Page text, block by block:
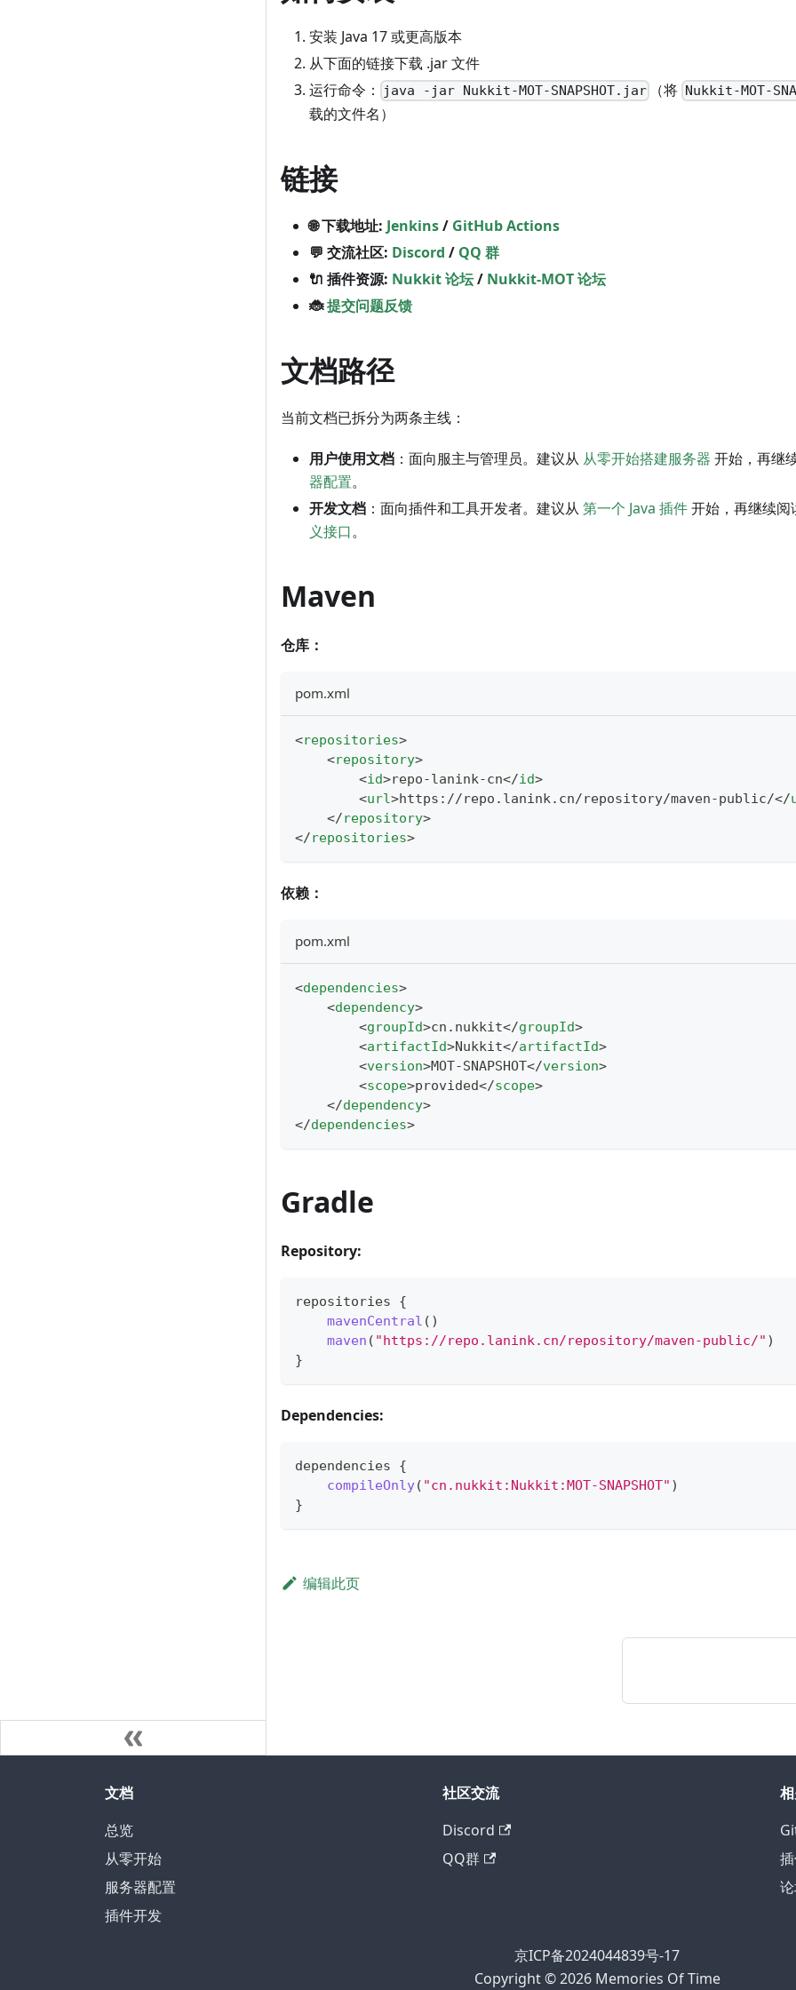
安装 Java 17 或更高版本
从下面的链接下载 .jar 文件
运行命令：
java -jar Nukkit-MOT-SNAPSHOT.jar （将 Nukkit-MOT-
载的文件名）
链接
🌐 下载地址: Jenkins/ GitHub Actions
💬 交流社区: Discord / QQ 群
🔌 插件资源: Nukkit 论坛/ Nukkit-MOT 论坛
🐞提交问题反馈
文档路径
当前文档已拆分为两条主线：
用户使用文档 ：面向服主与管理员。建议从 从零开始搭建服务器 开始，再继
器配置。
开发文档 ：面向插件和工具开发者。建议从 第一个 Java 插件开始，再继续阅
义接口。
Maven
仓库：
pom.xml
<repositories>
<repository>
<id>repo-lanink-cn</id>
<url>https://repo.lanink.cn/repository/maven-public/</
</repository>
</repositories>
依赖：
pom.xml
<dependencies>
<dependency>
<groupId>cn.nukkit</groupId>
<artifactId>Nukkit</artifactId>
<version>MOT-SNAPSHOT</version>
<scope>provided</scope>
</dependency>
</dependencies>
Gradle
Repository:
repositories {
mavenCentral ( )
maven ( "https://repo.lanink.cn/repository/maven-public/" )
}
Dependencies:
dependencies {
compileOnly( "cn.nukkit:Nukkit:MOT-SNAPSHOT" )
}
编辑此页
文档
总览
从零开始
服务器配置
插件开发
社区交流
Discord
QQ群
京ICP备2024044839号-17
Copyright © 2026 Memories Of Time